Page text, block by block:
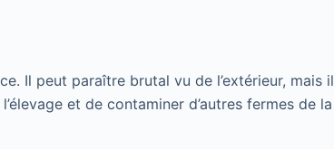
Il peut paraître brutal vu de l’extérieur, mais il
et de contaminer d’autres fermes de la